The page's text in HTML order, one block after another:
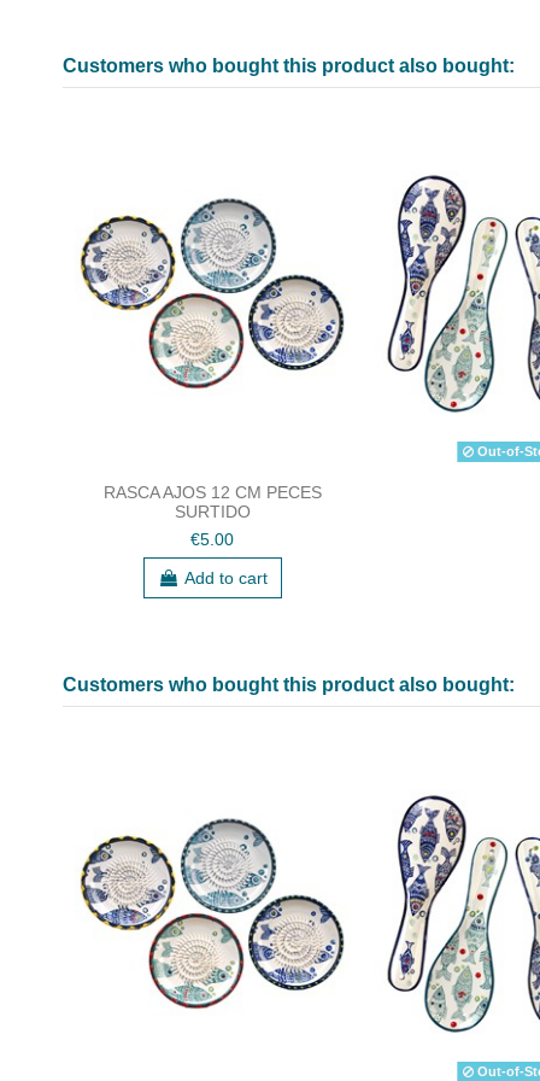
Customers who bought this product also bought:
RASCA AJOS 12 CM PECES
SURTIDO
€5.00
Add to cart
Out-of-
Customers who bought this product also bought:
Out-of-